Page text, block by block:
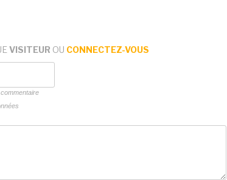
VISITEUR OU CONNECTEZ-VOUS